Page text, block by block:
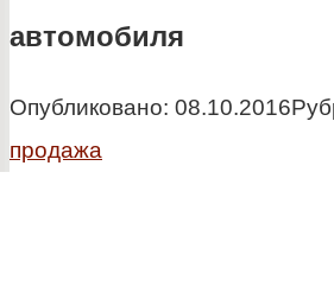
автомобиля
Опубликовано: 08.10.2016
продажа